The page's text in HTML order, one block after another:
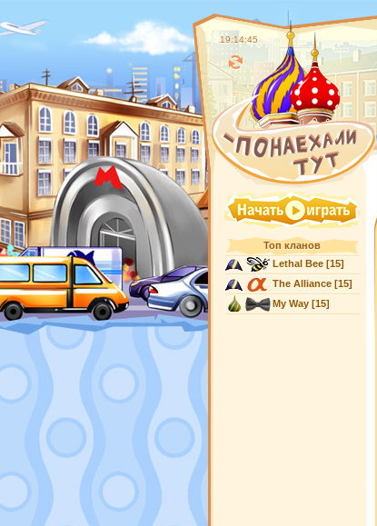
19:14:45
Топ кланов
Lethal Bee[15]
The Alliance[15]
My Way[15]